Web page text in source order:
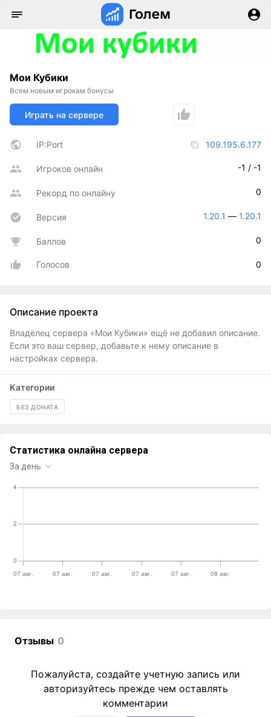
Мои Кубики
Всем новым игрокам бонусы
Играть на сервере
IP:Port 109.195.6.177
Игроков онлайн -1 / -1
Рекорд по онлайну 0
Версия 1.20.1 — 1.20.1
Баллов 0
Голосов 0
Описание проекта
Владелец сервера «Мои Кубики» ещё не добавил описание.
Если это ваш сервер, добавьте к нему описание в
настройках сервера.
Категории
БЕЗ ДОНАТА
Отзывы 0
Пожалуйста, создайте учетную запись или
авторизуйтесь прежде чем оставлять
комментарии